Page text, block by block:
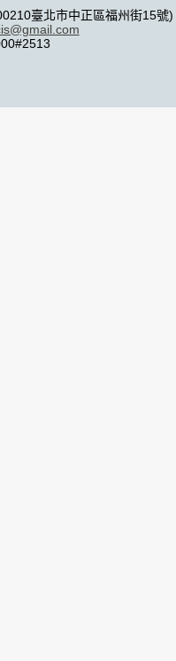
臺北市中正區福州街15號)